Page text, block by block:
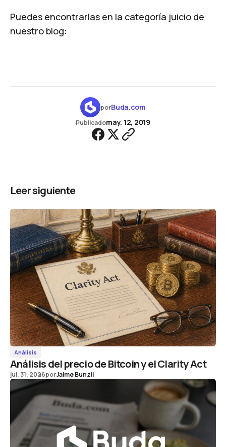
Puedes encontrarlas en la categoría juicio de
nuestro blog:
porBuda.com
Publicadomay. 12, 2019
Leer siguiente
Análisis
Análisis del precio de Bitcoin y el Clarity Act
jul. 31, 2026porJaime Bunzli